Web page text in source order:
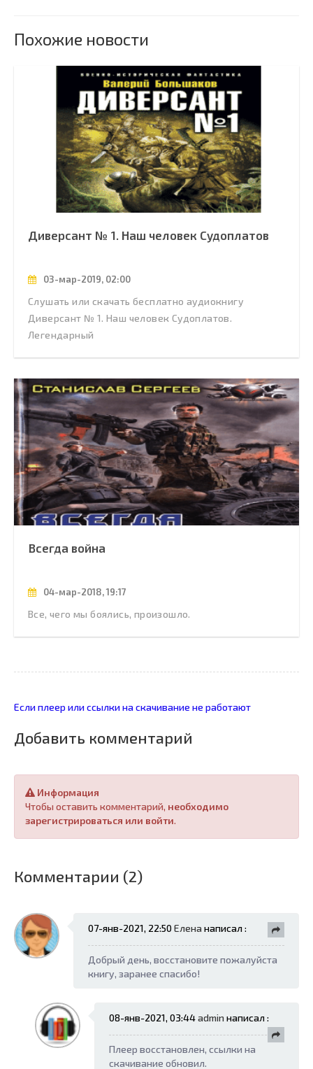
Похожие новости
Диверсант № 1. Наш человек Судоплатов
03-мар-2019, 02:00
Слушать или скачать бесплатно аудиокнигу
Диверсант № 1. Наш человек Судоплатов.
Легендарный
Всегда война
04-мар-2018, 19:17
Все, чего мы боялись, произошло.
Если плеер или ссылки на скачивание не работают
Добавить комментарий
Информация
Чтобы оставить комментарий, необходимо
зарегистрироваться или войти.
Комментарии (2)
07-янв-2021, 22:50 Елена написал :
Добрый день, восстановите пожалуйста
книгу, заранее спасибо!
08-янв-2021, 03:44admin написал :
Плеер восстановлен, ссылки на
скачивание обновил.